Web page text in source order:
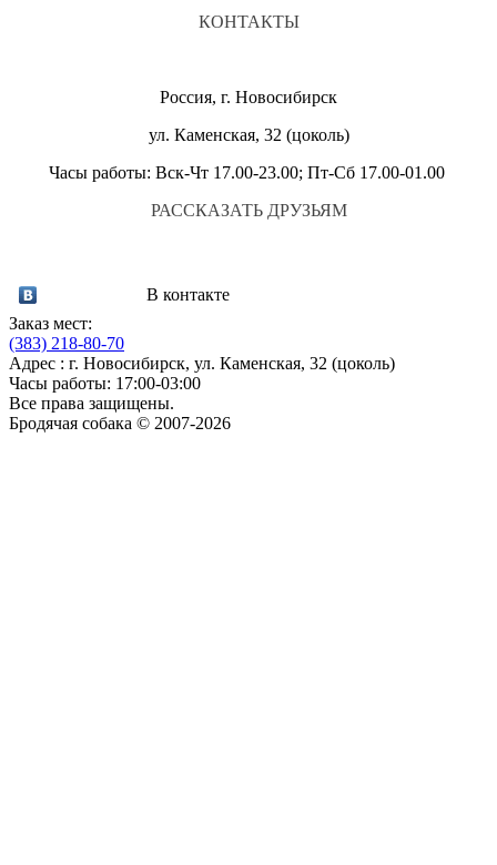
КОНТАКТЫ
Россия, г. Новосибирск
ул. Каменская, 32 (цоколь)
Часы работы: Вск-Чт 17.00-23.00; Пт-Сб 17.00-01.00
РАССКАЗАТЬ ДРУЗЬЯМ
В контакте
Заказ мест:
(383) 218-80-70
Адрес : г. Новосибирск, ул. Каменская, 32 (цоколь)
Часы работы: 17:00-03:00
Все права защищены.
Бродячая собака © 2007-2026